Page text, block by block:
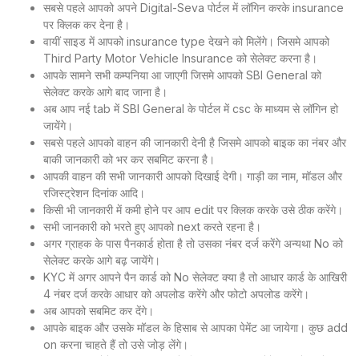
सबसे पहले आपको अपने Digital-Seva पोर्टल में लॉगिन करके insurance
पर क्लिक कर देना है।
वायीं साइड में आपको insurance type देखने को मिलेंगे। जिसमे आपको
Third Party Motor Vehicle Insurance को सेलेक्ट करना है।
आपके सामने सभी कम्पनिया आ जाएगी जिसमे आपको SBI General को
सेलेक्ट करके आगे बाद जाना है।
अब आप नई tab में SBI General के पोर्टल में csc के माध्यम से लॉगिन हो
जायेंगे।
सबसे पहले आपको वाहन की जानकारी देनी है जिसमे आपको बाइक का नंबर और
बाकी जानकारी को भर कर सबमिट करना है।
आपकी वाहन की सभी जानकारी आपको दिखाई देगी। गाड़ी का नाम, मॉडल और
रजिस्ट्रेशन दिनांक आदि।
किसी भी जानकारी में कमी होने पर आप edit पर क्लिक करके उसे ठीक करेंगे।
सभी जानकारी को भरते हुए आपको next करते रहना है।
अगर ग्राहक के पास पैनकार्ड होता है तो उसका नंबर दर्ज करेंगे अन्यथा No को
सेलेक्ट करके आगे बढ़ जायेंगे।
KYC में अगर आपने पैन कार्ड को No सेलेक्ट क्या है तो आधार कार्ड के आखिरी
4 नंबर दर्ज करके आधार को अपलोड करेंगे और फोटो अपलोड करेंगे।
अब आपको सबमिट कर देंगे।
आपके बाइक और उसके मॉडल के हिसाब से आपका पेमेंट आ जायेगा। कुछ add
on करना चाहते हैं तो उसे जोड़ लेंगे।